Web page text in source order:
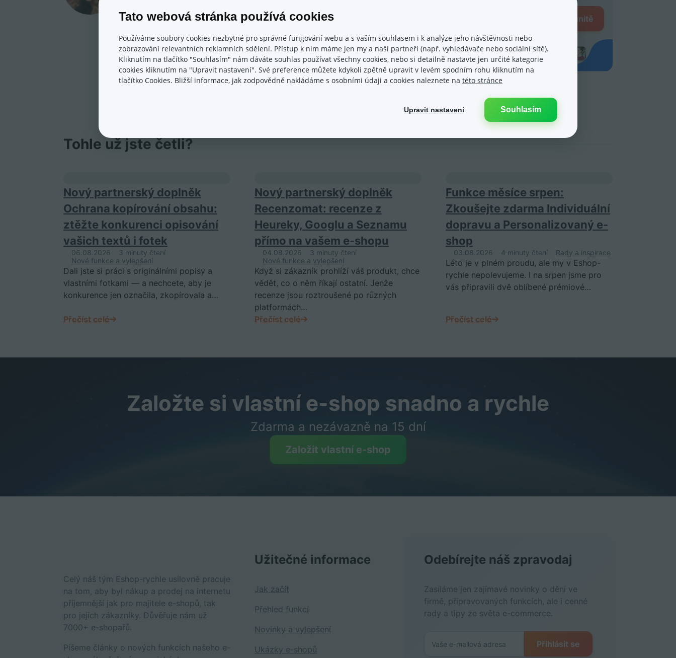
Přidat se ke komunitě
Tohle už jste četli?
Nový partnerský doplněk
Ochrana kopírování obsahu:
ztěžte konkurenci opisování
vašich textů i fotek
06.08.2026
3 minuty čtení
Nové funkce a vylepšení
Dali jste si práci s originálními popisy a
vlastními fotkami — a nechcete, aby je
konkurence jen označila, zkopírovala a…
Přečíst celé
Nový partnerský doplněk
Recenzomat: recenze z
Heureky, Googlu a Seznamu
přímo na vašem e-shopu
04.08.2026
3 minuty čtení
Nové funkce a vylepšení
Když si zákazník prohlíží váš produkt, chce
vědět, co o něm říkají ostatní. Jenže
recenze jsou roztroušené po různých
platformách…
Přečíst celé
Funkce měsíce srpen:
Zkoušejte zdarma Individuální
dopravu a Personalizovaný e-
shop
03.08.2026 4 minuty čtení Rady a inspirace
Léto je v plném proudu, ale my v Eshop-
rychle nepolevujeme. I na srpen jsme pro
vás připravili dvě oblíbené prémiové…
Přečíst celé
Založte si vlastní e-shop snadno a rychle
Zdarma a nezávazně na 15 dní
Založit vlastní e-shop
Celý náš tým Eshop-rychle usilovně pracuje
na tom, aby byl nákup a prodej na internetu
příjemnější jak pro majitele e-shopů, tak
pro jejich zákazníky. Důvěřuje nám už
7000+ e-shopařů.
Píšeme články o nových funkcích našeho e-
Užitečné informace
Jak začít
Přehled funkcí
Novinky a vylepšení
Ukázky e-shopů
Odebírejte náš zpravodaj
Zasíláme jen zajímavé novinky o dění ve
firmě, připravovaných funkcích, ale i cenné
rady a tipy ze světa e-commerce.
Přihlásit se
Tato webová stránka používá cookies
Používáme soubory cookies nezbytné pro správné fungování webu a s vaším souhlasem i k analýze jeho návštěvnosti nebo
zobrazování relevantních reklamních sdělení. Přístup k nim máme jen my a naši partneři (např. vyhledávače nebo sociální sítě).
Kliknutím na tlačítko "Souhlasím" nám dáváte souhlas používat všechny cookies, nebo si detailně nastavte jen určité kategorie
cookies kliknutím na "Upravit nastavení". Své preference můžete kdykoli zpětně upravit v levém spodním rohu kliknutím na
tlačítko Cookies. Bližší informace, jak zodpovědně nakládáme s osobními údaji a cookies naleznete na této stránce
Souhlasím
Upravit nastavení